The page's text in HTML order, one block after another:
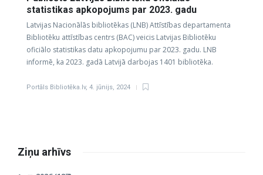
statistikas apkopojums par 2023. gadu
Latvijas Nacionālās bibliotēkas (LNB) Attīstības departamenta
Bibliotēku attīstības centrs (BAC) veicis Latvijas Bibliotēku
oficiālo statistikas datu apkopojumu par 2023. gadu. LNB
informē, ka 2023. gadā Latvijā darbojas 1401 bibliotēka.
Portāls Bibliotēka.lv, 4. jūnijs, 2024
Ziņu arhīvs